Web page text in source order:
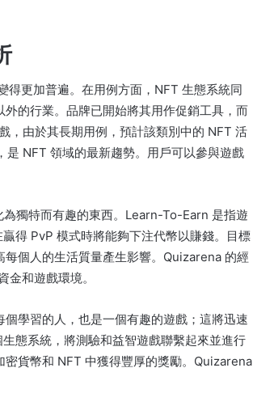
更加普遍。 在用例方面，NFT 生態系統同
的行業。 品牌已開始將其用作促銷工具，而
，由於其長期用例，預計該類別中的 NFT 活
NFT 領域的最新趨勢。 用戶可以參與遊戲
獨特而有趣的東西。 Learn-To-Earn 是指遊
得 PvP 模式時將能夠下注代幣以賺錢。
目標
個人的生活質量產生影響。 Quizarena 的經
和遊戲環境。
學習的人，也是一個有趣的遊戲； 這將迅速
態系統，將測驗和益智遊戲聯繫起來並進行
貨幣和 NFT 中獲得豐厚的獎勵。 Quizarena